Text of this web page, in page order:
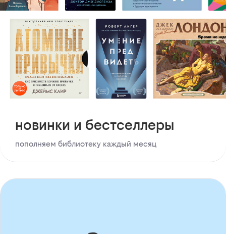
новинки и бестселлеры
пополняем библиотеку каждый месяц